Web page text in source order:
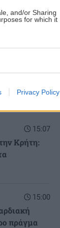
and/or Sharing
for which it
Privacy Policy
Αποσελέμη
για
15:07
Κρήτη:
15:00
πράγμα